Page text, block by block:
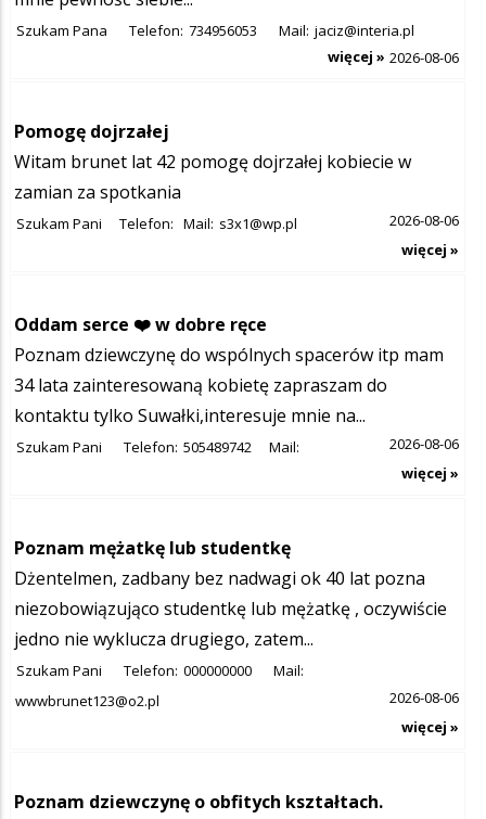
Szukam Pana Telefon: 734956053 Mail: jaciz@interia.pl
2026-08-06
więcej »
Pomogę dojrzałej
Witam brunet lat 42 pomogę dojrzałej kobiecie w
zamian za spotkania
Szukam Pani Telefon: Mail: s3x1@wp.pl
2026-08-06
więcej »
Oddam serce ❤️ w dobre ręce
Poznam dziewczynę do wspólnych spacerów itp mam
34 lata zainteresowaną kobietę zapraszam do
kontaktu tylko Suwałki,interesuje mnie na...
Szukam Pani Telefon: 505489742 Mail:
2026-08-06
więcej »
Poznam mężatkę lub studentkę
Dżentelmen, zadbany bez nadwagi ok 40 lat pozna
niezobowiązująco studentkę lub mężatkę , oczywiście
jedno nie wyklucza drugiego, zatem...
Szukam Pani Telefon: 000000000
Mail:
wwwbrunet123@o2.pl
2026-08-06
więcej »
Poznam dziewczynę o obfitych kształtach.